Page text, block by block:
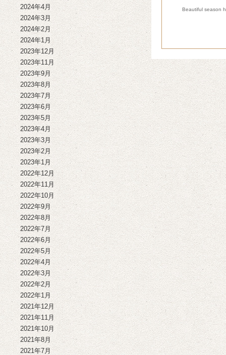
2024年4月
2024年3月
2024年2月
2024年1月
2023年12月
2023年11月
2023年9月
2023年8月
2023年7月
2023年6月
2023年5月
2023年4月
2023年3月
2023年2月
2023年1月
2022年12月
2022年11月
2022年10月
2022年9月
2022年8月
2022年7月
2022年6月
2022年5月
2022年4月
2022年3月
2022年2月
2022年1月
2021年12月
2021年11月
2021年10月
2021年8月
2021年7月
Beautiful season